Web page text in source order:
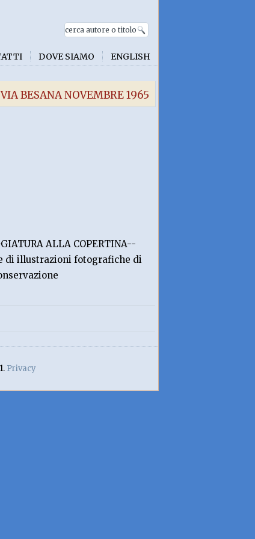
DOVE SIAMO ENGLISH
BESANA NOVEMBRE 1965
ALLA COPERTINA--
di illustrazioni fotografiche di
Privacy